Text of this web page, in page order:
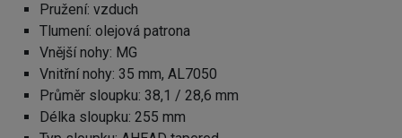
Pružení: vzduch
Tlumení: olejová patrona
Vnější nohy: MG
Vnitřní nohy: 35 mm, AL7050
Průměr sloupku: 38,1 / 28,6 mm
Délka sloupku: 255 mm